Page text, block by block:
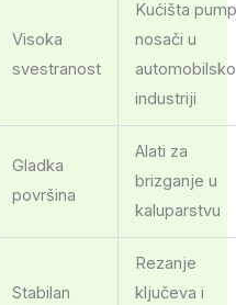
Visoka
svestranost
Kućišta
nosači u
industriji
Gladka
površina
Alati za
brizganje u
kaluparstvu
Stabilan
Rezanje
ključeva i